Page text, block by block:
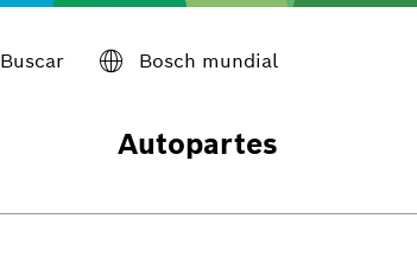
Buscar Bosch mundial
Autopartes